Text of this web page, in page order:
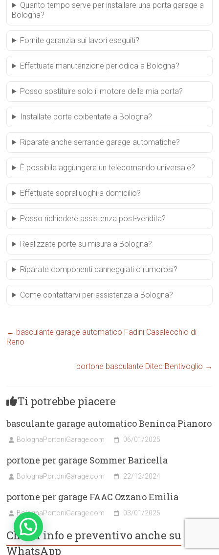
Quanto tempo serve per installare una porta garage a
Bologna?
Fornite garanzia sui lavori eseguiti?
Effettuate manutenzione periodica a Bologna?
Posso sostituire solo il motore della mia porta?
Installate porte coibentate a Bologna?
Riparate anche serrande garage automatiche?
È possibile aggiungere un telecomando universale?
Effettuate sopralluoghi a domicilio?
Posso richiedere assistenza post-vendita?
Realizzate porte su misura a Bologna?
Riparate componenti danneggiati o rumorosi?
Come contattarvi per assistenza a Bologna?
← basculante garage automatico Fadini Casalecchio di
Reno
portone basculante Ditec Bentivoglio →
Ti potrebbe piacere
basculante garage automatico Beninca Pianoro
BolognaPortoniGarage.com 06/01/2025
portone per garage Sommer Baricella
BolognaPortoniGarage.com 22/12/2024
portone per garage FAAC Ozzano Emilia
BolognaPortoniGarage.com 03/01/2025
Chiedi info e preventivo anche su
WhatsApp